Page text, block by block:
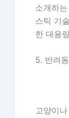
소개하는
스틱 기
한 대용
5. 반려
고양이